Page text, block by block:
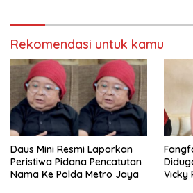
Rekomendasi untuk kamu
Daus Mini Resmi Laporkan
Peristiwa Pidana Pencatutan
Nama Ke Polda Metro Jaya
Vicky